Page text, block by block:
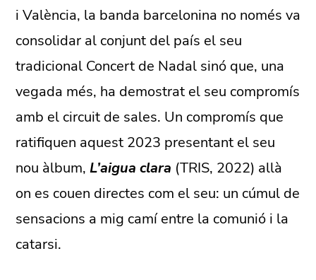
i València, la banda barcelonina no només va
consolidar al conjunt del país el seu
tradicional Concert de Nadal sinó que, una
vegada més, ha demostrat el seu compromís
amb el circuit de sales. Un compromís que
ratifiquen aquest 2023 presentant el seu
nou àlbum, L’aigua clara (TRIS, 2022) allà
on es couen directes com el seu: un cúmul de
sensacions a mig camí entre la comunió i la
catarsi.